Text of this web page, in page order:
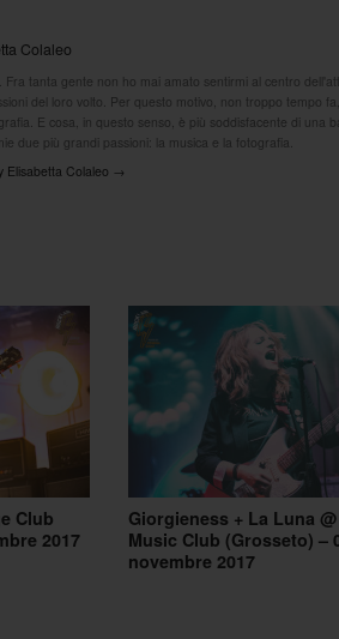
Colaleo
Fra tanta gente non ho mai amato sentirmi al centro
del loro volto. Per questo motivo, non troppo tempo
E cosa, in questo senso, è più soddisfacente di una
due più grandi passioni: la musica e la fotografia.
Elisabetta Colaleo →
Club
2017
Giorgieness + La Luna
Music Club (Grosseto) –
novembre 2017